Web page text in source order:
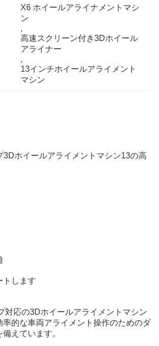
X6 ホイールアライナメントマシ
ン
,
高速スクリーン付き3Dホイール
アライナー
,
13インチホイールアライメント
マシン
3Dホイールアライメントマシン13の高
トします
対応の3Dホイールアライメントマシン
率的な車両アライメント操作のためのダ
えています。